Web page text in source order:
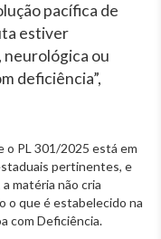
pacífica de
estiver
neurológica ou
deficiência”,
o PL 301/2025 está em
pertinentes, e
matéria não cria
o que é estabelecido na
com Deficiência.